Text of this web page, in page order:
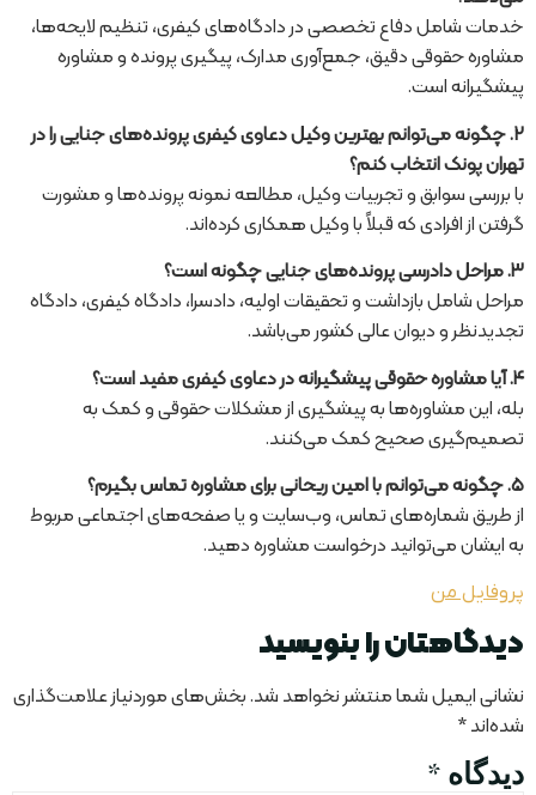
خدمات شامل دفاع تخصصی در دادگاه‌های کیفری، تنظیم لایحه‌ها،
مشاوره حقوقی دقیق، جمع‌آوری مدارک، پیگیری پرونده و مشاوره
پیشگیرانه است.
۲. چگونه می‌توانم بهترین وکیل دعاوی کیفری پرونده‌های جنایی را در
تهران پونک انتخاب کنم؟
با بررسی سوابق و تجربیات وکیل، مطالعه نمونه پرونده‌ها و مشورت
گرفتن از افرادی که قبلاً با وکیل همکاری کرده‌اند.
۳. مراحل دادرسی پرونده‌های جنایی چگونه است؟
مراحل شامل بازداشت و تحقیقات اولیه، دادسرا، دادگاه کیفری، دادگاه
تجدیدنظر و دیوان عالی کشور می‌باشد.
۴. آیا مشاوره حقوقی پیشگیرانه در دعاوی کیفری مفید است؟
بله، این مشاوره‌ها به پیشگیری از مشکلات حقوقی و کمک به
تصمیم‌گیری صحیح کمک می‌کنند.
۵. چگونه می‌توانم با امین ریحانی برای مشاوره تماس بگیرم؟
از طریق شماره‌های تماس، وب‌سایت و یا صفحه‌های اجتماعی مربوط
به ایشان می‌توانید درخواست مشاوره دهید.
پروفایل من
دیدگاهتان را بنویسید
نشانی ایمیل شما منتشر نخواهد شد.بخش‌های موردنیاز علامت‌گذاری
شده‌اند*
دیدگاه *